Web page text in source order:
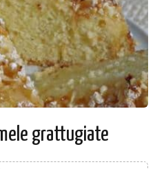
grattugiate